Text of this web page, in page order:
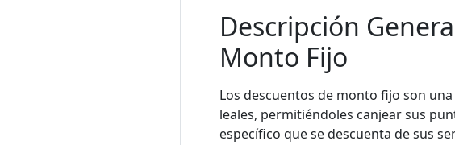
Descripción
Monto Fijo
Los descuentos de monto fijo son
leales, permitiéndoles canjear sus
específico que se descuenta de sus